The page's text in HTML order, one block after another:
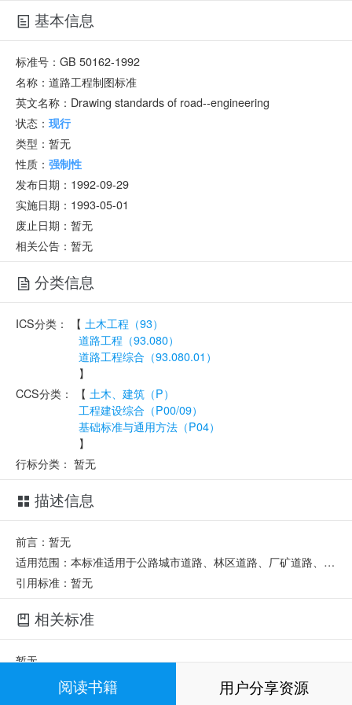
基本信息
标准号： GB 50162-1992
名称： 道路工程制图标准
英文名称： Drawing standards of road--engineering
状态： 现行
类型： 暂无
性质： 强制性
发布日期： 1992-09-29
实施日期： 1993-05-01
废止日期： 暂无
相关公告：暂无
分类信息
ICS分类： 【 土木工程（93）
道路工程（93.080）
道路工程综合（93.080.01）
】
CCS分类：
【 土木、建筑（P）
工程建设综合（P00/09）
基础标准与通用方法（P04）
】
行标分类： 暂无
描述信息
前言：暂无
适用范围：本标准适用于公路城市道路、林区道路、厂矿道路、工程的设计、标准设计和竣工的制图。
引用标准：暂无
相关标准
暂无
相关部门
阅读书籍 用户分享资源